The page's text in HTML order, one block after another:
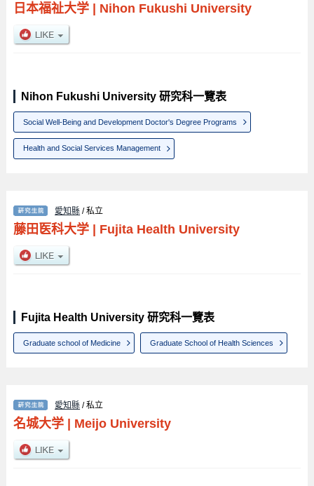
日本福祉大学| Nihon Fukushi University
Nihon Fukushi University 研究科一覽表
Social Well-Being and Development Doctor's Degree Programs
Health and Social Services Management
愛知縣 / 私立
藤田医科大学| Fujita Health University
Fujita Health University 研究科一覽表
Graduate school of Medicine Graduate School of Health Sciences
愛知縣 / 私立
名城大学| Meijo University